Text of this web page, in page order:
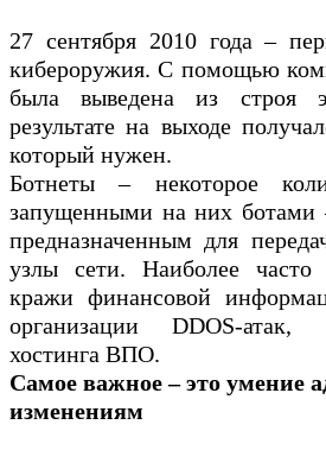
27 сентября 2010 года –
кибероружия. С помощью
была выведена из строя
результате на выходе
который нужен.
Ботнеты – некоторое
запущенными на них
предназначенным для
узлы сети. Наиболее часто
кражи финансовой
организации DDOS-атак,
хостинга ВПО.
Самое важное – это умение
изменениям